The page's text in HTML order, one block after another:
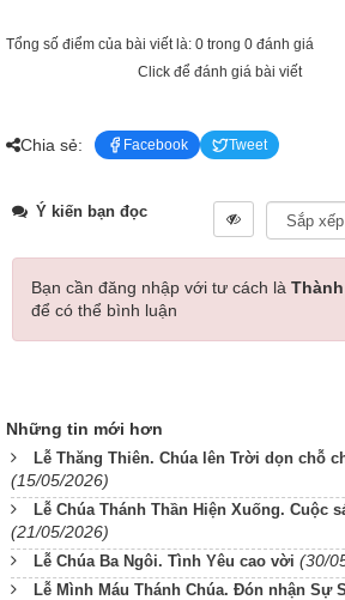
Tổng số điểm của bài viết là: 0 trong 0 đánh giá
Click để đánh giá bài viết
Chia sẻ: Facebook Tweet
Ý kiến bạn đọc
Bạn cần đăng nhập với tư cách là
để có thể bình luận
Những tin mới hơn
Lễ Thăng Thiên. Chúa lên Trời dọn chỗ
(15/05/2026)
Lễ Chúa Thánh Thần Hiện Xuống. Cuộc
(21/05/2026)
Lễ Chúa Ba Ngôi. Tình Yêu cao vời (30/
Lễ Mình Máu Thánh Chúa. Đón nhận Sự